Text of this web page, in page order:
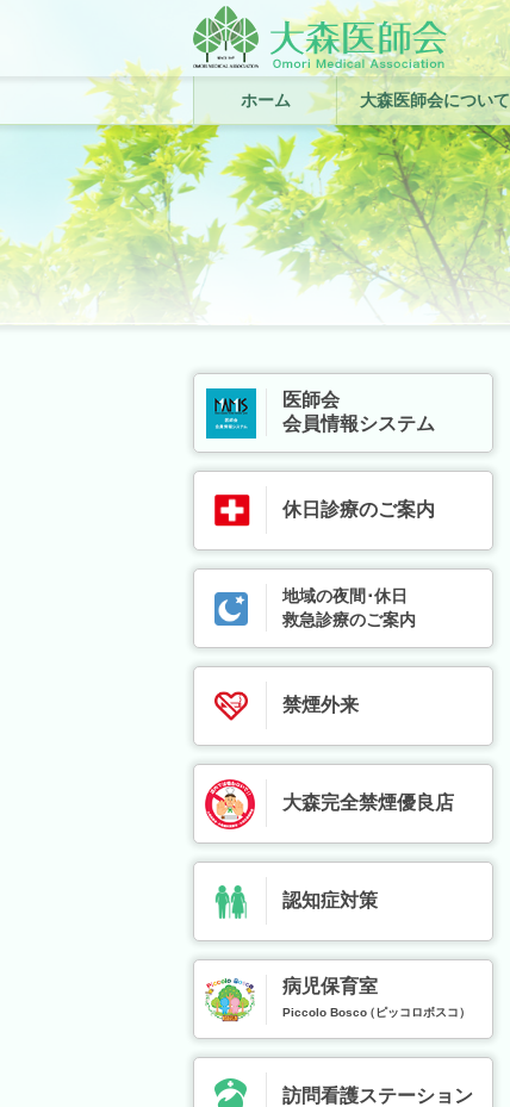
ホーム 大森医師会について
医師会
会員情報システム
休日診療のご案内
地域の夜間･休日
救急診療のご案内
禁煙外来
大森完全禁煙優良店
認知症対策
病児保育室
Piccolo Bosco（ピッコロボスコ）
訪問看護ステーション